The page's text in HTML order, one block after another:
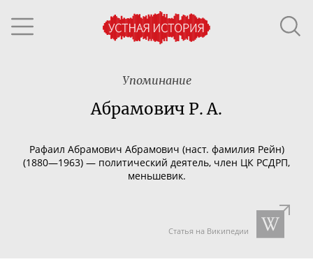
Упоминание
Абрамович Р. А.
Рафаил Абрамович Абрамович (наст. фамилия Рейн)
(1880—1963) — политический деятель, член ЦК РСДРП,
меньшевик.
Статья на Википедии